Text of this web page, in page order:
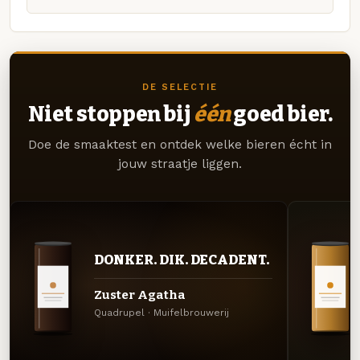
DE SELECTIE
Niet stoppen bij ééngoed bier.
Doe de smaaktest en ontdek welke bieren écht in
jouw straatje liggen.
DONKER. DIK. DECADENT.
Zuster Agatha
Quadrupel · Muifelbrouwerij